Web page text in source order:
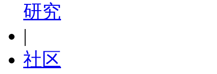
研究
|
社区